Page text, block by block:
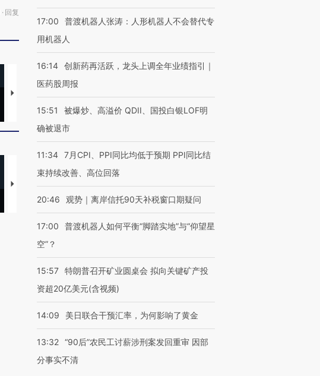
· 回复
视线｜“入侵”还是“人道危
机”？难民潮撕裂西班牙
飞地休达
128毫米 紧急转移近
4000人
米
【推广】走进第四届链博
会，让数智科技“链”接产
【特别呈现】寻找100种
有意思的生活方式·第三对
【商旅对话】华住集团
CFO：不靠规模取胜，华
住三大增长引擎是什么？
17:00
普渡机器人张涛：人形机器人不会替代专
用机器人
16:14 创新药再活跃，龙头上调全年业绩指引｜
医药股周报
15:51
被爆炒、高溢价 QDII、国投白银LOF明
确被退市
11:34 7月CPI、PPI同比均低于预期 PPI同比结
束持续改善、高位回落
20:46 观势｜离岸信托90天补税窗口期疑问
17:00
普渡机器人如何平衡“脚踏实地”与“仰望星
空”？
15:57 特朗普召开矿业圆桌会 拟向关键矿产投
资超20亿美元(含视频)
14:09 美日联合干预汇率，为何影响了黄金
13:32 “90后”农民工讨薪涉刑案发回重审 因部
分事实不清